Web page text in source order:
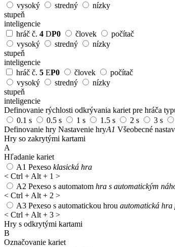
vysoký
stredný
nízky
stupeň
inteligencie
hráč č. 4 DP0 človek
počítač
vysoký
stredný
nízky
stupeň
inteligencie
hráč č. 5 EP0 človek
počítač
vysoký
stredný
nízky
stupeň
inteligencie
Definovanie rýchlosti odkrývania kariet pre hráča
0.1 s
0.5 s 1 s 1.5 s 2 s 3 s
Definovanie hry Nastavenie hryA1 Všeobecné
Hry so zakrytými kartami
A
Hľadanie kariet
A1 Pexeso klasická hra
< Ctrl + Alt + 1 >
A2 Pexeso s automatom hra s automatickým
< Ctrl + Alt + 2 >
A3 Pexeso s automatickou hrou automatická hra
< Ctrl + Alt + 3 >
Hry s odkrytými kartami
B
Označovanie kariet